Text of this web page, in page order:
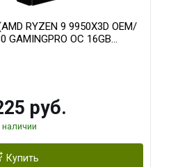
RYZEN 9 9950X3D OEM/
OC 16GB
ТБ SSD)
руб.
наличии
Купить